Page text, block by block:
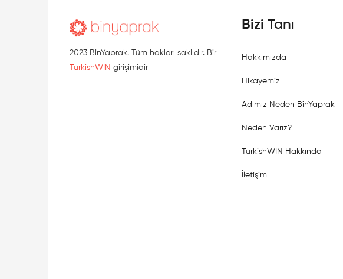
2023 BinYaprak. Tüm hakları saklıdır. Bir
TurkishWIN girişimidir
Bizi Tanı
Hakkımızda
Hikayemiz
Adımız Neden BinYaprak
Neden Varız?
TurkishWIN Hakkında
İletişim